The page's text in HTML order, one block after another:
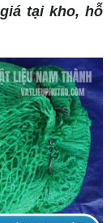
tại kho, hỗ